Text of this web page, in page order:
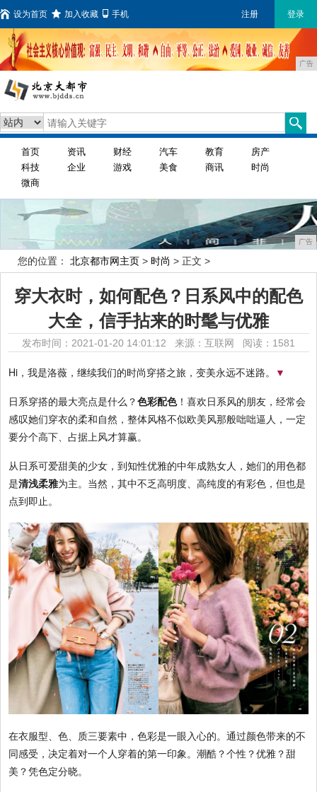
设为首页 加入收藏 手机 注册 登录
广告
首页 资讯 财经 汽车 教育
房产
科技
企业 游戏 美食 商讯
时尚
微商
广告
您的位置： 北京都市网主页 > 时尚 > 正文 >
穿大衣时，如何配色？日系风中的配色
大全，信手拈来的时髦与优雅
发布时间：2021-01-20 14:01:12 来源：互联网 阅读：1581
Hi，我是洛薇，继续我们的时尚穿搭之旅，变美永远不迷路。 ▼
日系穿搭的最大亮点是什么？色彩配色！喜欢日系风的朋友，经常会
感叹她们穿衣的柔和自然，整体风格不似欧美风那般咄咄逼人，一定
要分个高下、占据上风才算赢。
从日系可爱甜美的少女，到知性优雅的中年成熟女人，她们的用色都
是清浅柔雅为主。当然，其中不乏高明度、高纯度的有彩色，但也是
点到即止。
在衣服型、色、质三要素中，色彩是一眼入心的。通过颜色带来的不
同感受，决定着对一个人穿着的第一印象。潮酷？个性？优雅？甜
美？凭色定分晓。